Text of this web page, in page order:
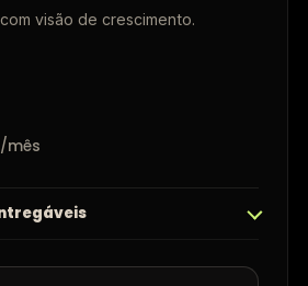
visão de crescimento.
/mês